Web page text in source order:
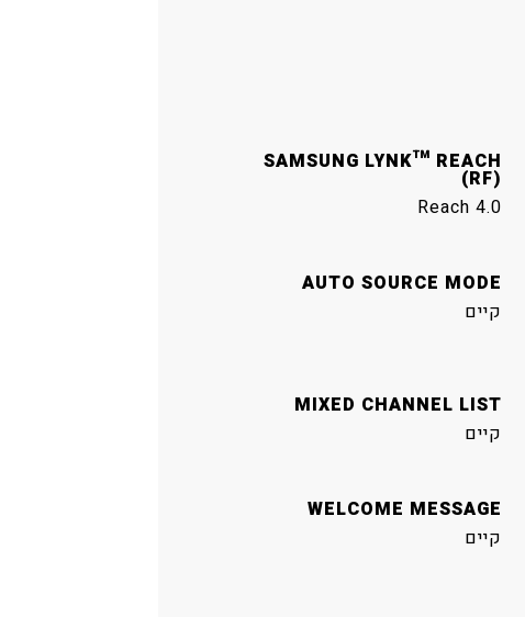
SAMSUNG LYNK™ REACH
(RF)
Reach 4.0
AUTO SOURCE MODE
קיים
MIXED CHANNEL LIST
קיים
WELCOME MESSAGE
קיים